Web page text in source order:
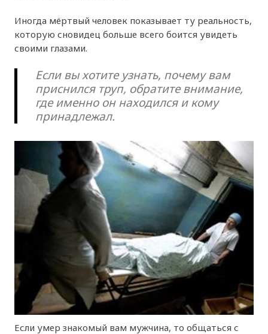
Иногда мёртвый человек показывает ту реальность,
которую сновидец больше всего боится увидеть
своими глазами.
Если вы хотите узнать, почему вам
приснился труп, обратите внимание,
где именно он находился и кому
принадлежал.
Если умер знакомый вам мужчина, то общаться с